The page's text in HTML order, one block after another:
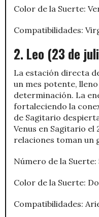
Color de la Suerte:
Compatibilidades:
2. Leo (23 de
La estación directa
un mes potente,
determinación. La
fortaleciendo la
de Sagitario
Venus en Sagitario el
relaciones toman un
Número de la Suerte:
Color de la Suerte:
Compatibilidades: